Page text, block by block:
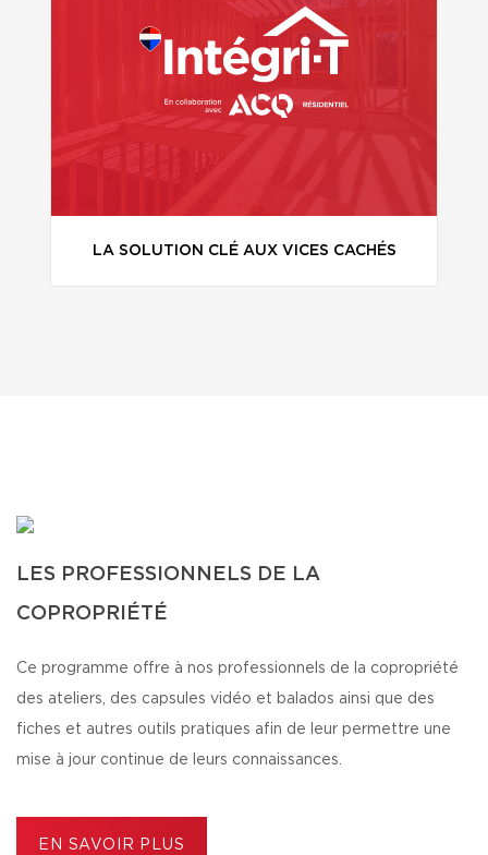
LA SOLUTION CLÉ AUX VICES CACHÉS
LES PROFESSIONNELS DE LA
COPROPRIÉTÉ
Ce programme offre à nos professionnels de la copropriété
des ateliers, des capsules vidéo et balados ainsi que des
fiches et autres outils pratiques afin de leur permettre une
mise à jour continue de leurs connaissances.
EN SAVOIR PLUS